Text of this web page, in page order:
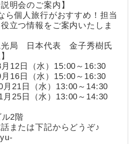
明会のご案内】
ら個人旅行がおすすめ！担当
立つ情報をご案内いたしま
光局 日本代表 金子秀樹氏
12日（水）15:00～16:30
（水）15:00～16:30
日（水）13:00～14:30
日（水）13:00～14:30
2階
または下記からどうぞ♪